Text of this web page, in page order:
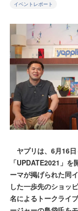
イベントレポート
ヤプリは、6月16日
「UPDATE2021」
ーマが掲げられた同
した一歩先のショッ
名によるトークライ